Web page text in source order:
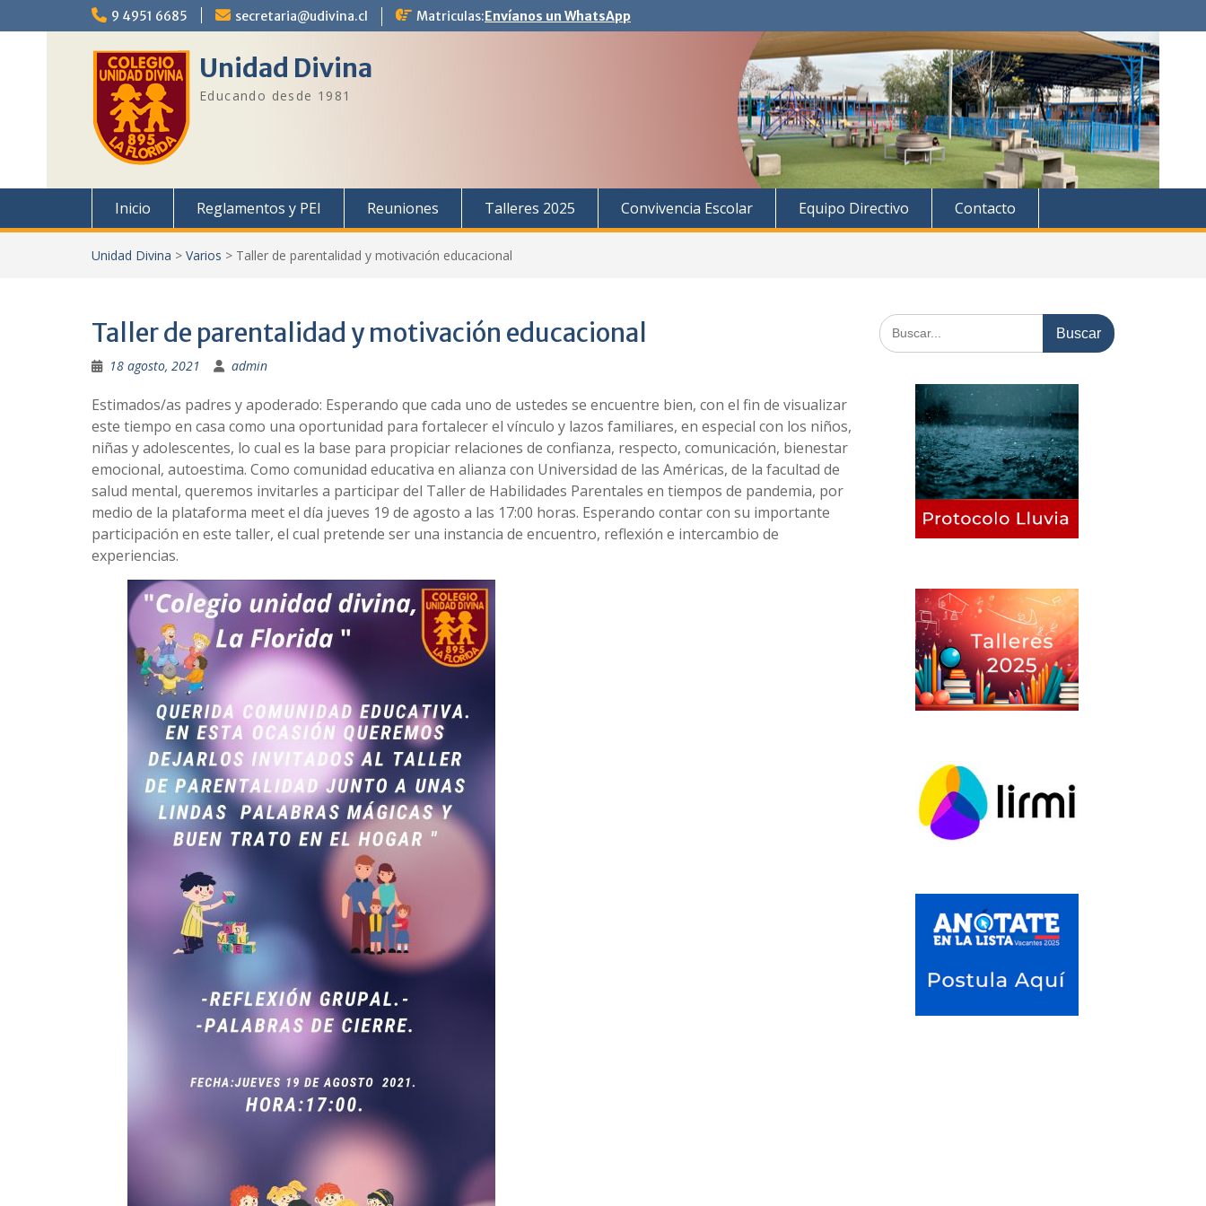
al
9 4951 6685 secretaria@udivina.cl Matriculas:Envíanos un WhatsApp
Unidad Divina
Educando desde 1981
Inicio Reglamentos y PEI Reuniones Talleres 2025 Convivencia Escolar Equipo Directivo Contacto
Unidad Divina > Varios > Taller de parentalidad y motivación educacional
Taller de parentalidad y motivación educacional
18 agosto, 2021 admin
Estimados/as padres y apoderado: Esperando que cada uno de ustedes se encuentre bien, con el fin de visualizar
este tiempo en casa como una oportunidad para fortalecer el vínculo y lazos familiares, en especial con los niños,
niñas y adolescentes, lo cual es la base para propiciar relaciones de confianza, respecto, comunicación, bienestar
emocional, autoestima. Como comunidad educativa en alianza con Universidad de las Américas, de la facultad de
salud mental, queremos invitarles a participar del Taller de Habilidades Parentales en tiempos de pandemia, por
medio de la plataforma meet el día jueves 19 de agosto a las 17:00 horas. Esperando contar con su importante
participación en este taller, el cual pretende ser una instancia de encuentro, reflexión e intercambio de
experiencias.
Buscar: